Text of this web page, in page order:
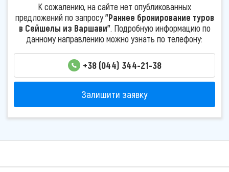
К сожалению, на сайте нет опубликованных
предложений по запросу"Раннее бронирование туров
в Сейшелы из Варшави". Подробную информацию по
данному направлению можно узнать по телефону:
+38 (044) 344-21-38
Залишити заявку